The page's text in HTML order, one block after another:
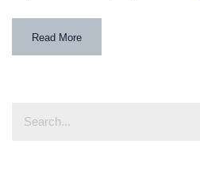
Read More